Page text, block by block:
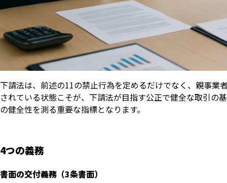
下請法は、前述の11の禁止行為を定めるだけでなく、親事業
されている状態こそが、下請法が目指す公正で健全な取引の
の健全性を測る重要な指標となります。
4つの義務
書面の交付義務（3条書面）